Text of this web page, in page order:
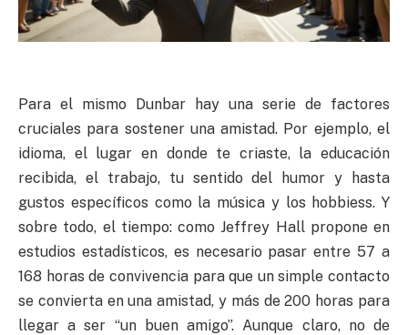
Para el mismo Dunbar hay una serie de factores
cruciales para sostener una amistad. Por ejemplo, el
idioma, el lugar en donde te criaste, la educación
recibida, el trabajo, tu sentido del humor y hasta
gustos específicos como la música y los hobbiess. Y
sobre todo, el tiempo: como Jeffrey Hall propone en
estudios estadísticos, es necesario pasar entre 57 a
168 horas de convivencia para que un simple contacto
se convierta en una amistad, y más de 200 horas para
llegar a ser “un buen amigo”. Aunque claro, no de